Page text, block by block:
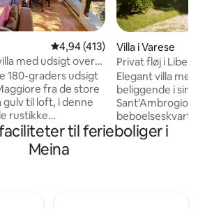
4,94 ud af 5 i gennemsnitlig
4,94 (413)
med udsigt over
180-graders udsigt
fra de store
til loft, i denne
rustikke
møbler supplerer
perfekt. Huset
der kræves en hel
Villa i Varese
Privat fløj i Liberty
Elegant villa med
beliggende i sin
Sant'Ambrogio,
minutters kørsel
UNESCO World
til ferieboliger i
Meina